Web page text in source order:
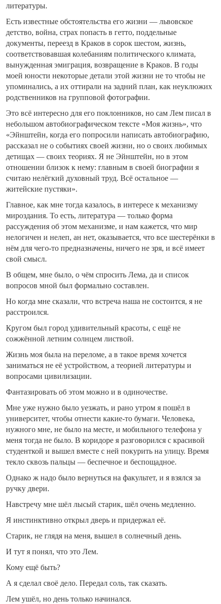
литературы.
Есть известные обстоятельства его жизни — львовское
детство, война, страх попасть в гетто, поддельные
документы, переезд в Краков в сорок шестом, жизнь,
соответствовавшая колебаниям политического климата,
вынужденная эмиграция, возвращение в Краков. В годы
моей юности некоторые детали этой жизни не то чтобы не
упоминались, а их оттирали на задний план, как неуклюжих
родственников на групповой фотографии.
Это всё интересно для его поклонников, но сам Лем писал в
небольшом автобиографическом тексте «Моя жизнь», что
«Эйнштейн, когда его попросили написать автобиографию,
рассказал не о событиях своей жизни, но о своих любимых
детищах — своих теориях. Я не Эйнштейн, но в этом
отношении близок к нему: главным в своей биографии я
считаю нелёгкий духовный труд. Всё остальное —
житейские пустяки».
Главное, как мне тогда казалось, в интересе к механизму
мироздания. То есть, литература — только форма
рассуждения об этом механизме, и нам кажется, что мир
нелогичен и нелеп, ан нет, оказывается, что все шестерёнки в
нём для чего-то предназначены, ничего не зря, и всё имеет
свой смысл.
В общем, мне было, о чём спросить Лема, да и список
вопросов мной был формально составлен.
Но когда мне сказали, что встреча наша не состоится, я не
расстроился.
Кругом был город удивительный красоты, с ещё не
сожжённой летним солнцем листвой.
Жизнь моя была на переломе, а в такое время хочется
заниматься не её устройством, а теорией литературы и
вопросами цивилизации.
Фантазировать об этом можно и в одиночестве.
Мне уже нужно было уезжать, и рано утром я пошёл в
университет, чтобы отнести какие-то бумаги. Человека,
нужного мне, не было на месте, и мобильного телефона у
меня тогда не было. В коридоре я разговорился с красивой
студенткой и вышел вместе с ней покурить на улицу. Время
текло сквозь пальцы — беспечное и беспощадное.
Однако ж надо было вернуться на факультет, и я взялся за
ручку двери.
Навстречу мне шёл лысый старик, шёл очень медленно.
Я инстинктивно открыл дверь и придержал её.
Старик, не глядя на меня, вышел в солнечный день.
И тут я понял, что это Лем.
Кому ещё быть?
А я сделал своё дело. Передал соль, так сказать.
Лем ушёл, но день только начинался.